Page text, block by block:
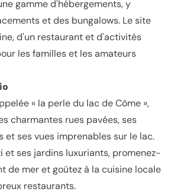
gamme d'hébergements, y
et des bungalows. Le site
d'un restaurant et d'activités
les familles et les amateurs
« la perle du lac de Côme »,
charmantes rues pavées, ses
et ses vues imprenables sur le lac.
et ses jardins luxuriants, promenez-
de mer et goûtez à la cuisine locale
restaurants.